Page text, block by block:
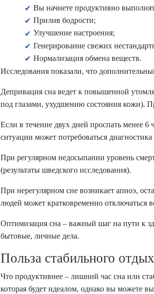
Вы начнете продуктивно
Прилив бодрости;
Улучшение настроения;
Генерирование свежих
Нормализация обмена веществ.
Исследования показали, что
Депривация сна ведет к повышенной
под глазами, ухудшению состояния кожи).
Если в течение двух дней проспать менее
ситуации может потребоваться
При регулярном недосыпании уровень
(результаты шведского исследования).
При нерегулярном сне возникает апноэ,
людей может кратковременно отключаться
Оптимизация сна – важный шаг на пути к
бытовые, личные дела.
Польза стабильного
Что продуктивнее – лишний час сна или
которая будет идеалом, однако вы можете